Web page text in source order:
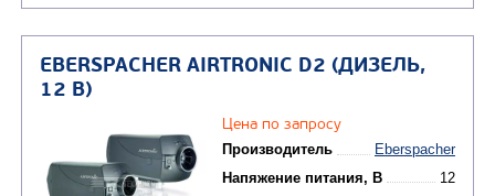
EBERSPACHER AIRTRONIC B4
12 В)